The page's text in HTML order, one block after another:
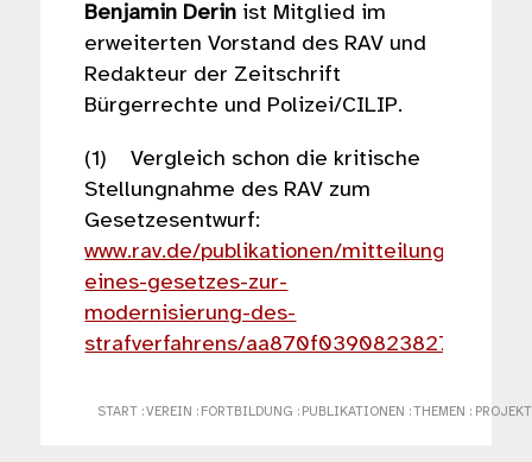
Benjamin Derin ist Mitglied im
erweiterten Vorstand des RAV und
Redakteur der Zeitschrift
Bürgerrechte und Polizei/CILIP.
(1) Vergleich schon die kritische
Stellungnahme des RAV zum
Gesetzesentwurf:
www.rav.de/publikationen/mitteilungen/
eines-gesetzes-zur-
modernisierung-des-
strafverfahrens/
START: VEREIN : FORTBILDUNG : PUBLIKATIONEN : THEMEN :